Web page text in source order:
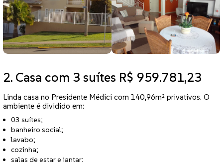
2. Casa com 3 suítes R$ 959.781,23
Linda casa no Presidente Médici com 140,96m² privativos. O
ambiente é dividido em:
03 suítes;
banheiro social;
lavabo;
cozinha;
salas de estar e jantar;